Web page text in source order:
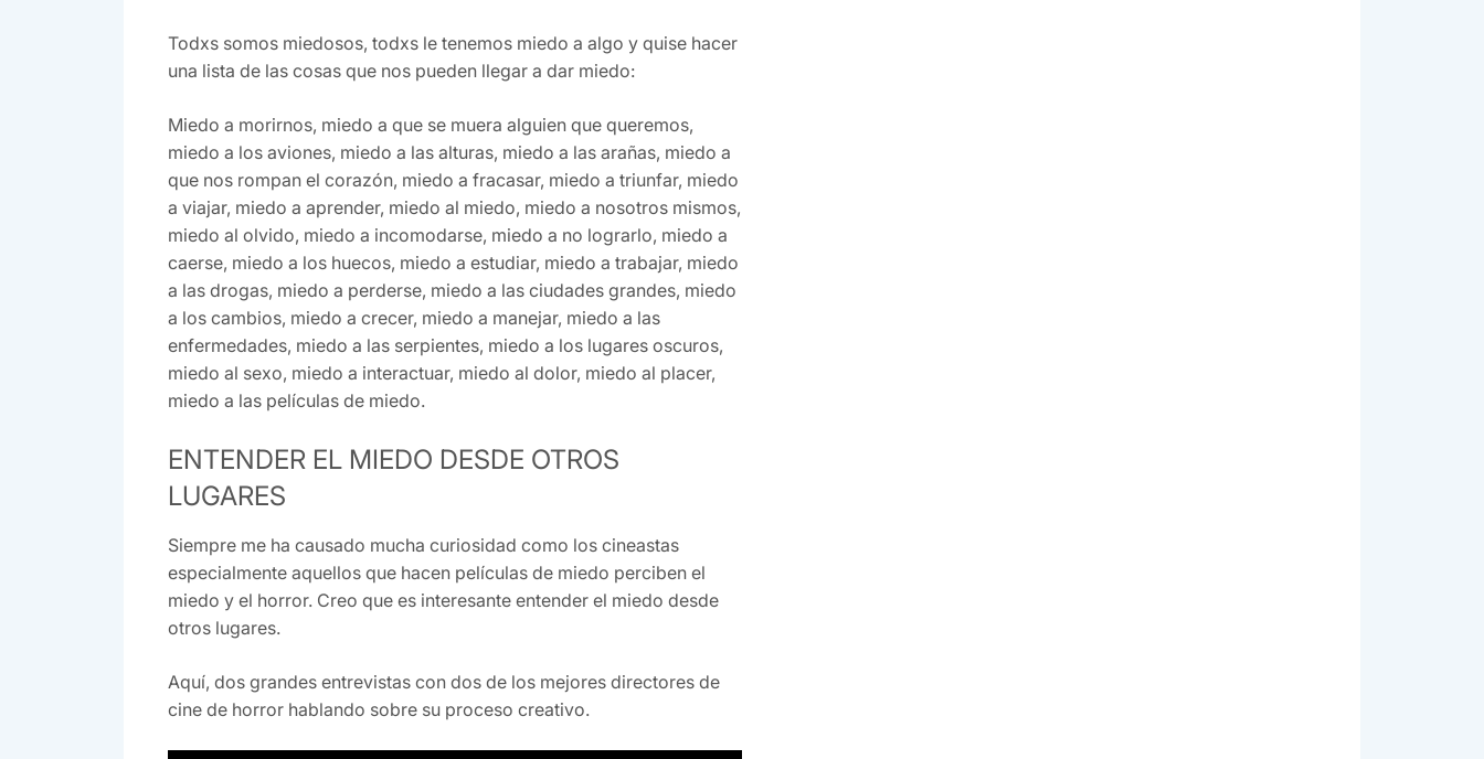
Todxs somos miedosos, todxs le tenemos miedo a algo y quise hacer
una lista de las cosas que nos pueden llegar a dar miedo:
Miedo a morirnos, miedo a que se muera alguien que queremos,
miedo a los aviones, miedo a las alturas, miedo a las arañas, miedo a
que nos rompan el corazón, miedo a fracasar, miedo a triunfar, miedo
a viajar, miedo a aprender, miedo al miedo, miedo a nosotros mismos,
miedo al olvido, miedo a incomodarse, miedo a no lograrlo, miedo a
caerse, miedo a los huecos, miedo a estudiar, miedo a trabajar, miedo
a las drogas, miedo a perderse, miedo a las ciudades grandes, miedo
a los cambios, miedo a crecer, miedo a manejar, miedo a las
enfermedades, miedo a las serpientes, miedo a los lugares oscuros,
miedo al sexo, miedo a interactuar, miedo al dolor, miedo al placer,
miedo a las películas de miedo.
ENTENDER EL MIEDO DESDE OTROS
LUGARES
Siempre me ha causado mucha curiosidad como los cineastas
especialmente aquellos que hacen películas de miedo perciben el
miedo y el horror. Creo que es interesante entender el miedo desde
otros lugares.
Aquí, dos grandes entrevistas con dos de los mejores directores de
cine de horror hablando sobre su proceso creativo.